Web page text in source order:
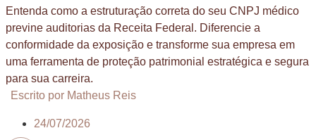
Entenda como a estruturação correta do seu CNPJ médico
previne auditorias da Receita Federal. Diferencie a
conformidade da exposição e transforme sua empresa em
uma ferramenta de proteção patrimonial estratégica e segura
para sua carreira.
Escrito por Matheus Reis
24/07/2026